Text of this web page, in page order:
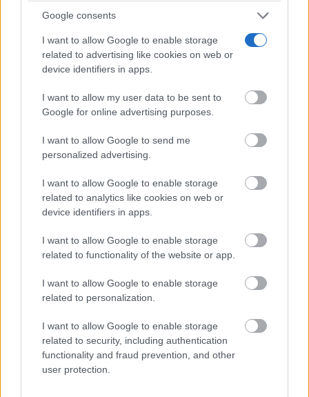
Google consents
I want to allow Google to enable storage
related to advertising like cookies on web or
device identifiers in apps.
I want to allow my user data to be sent to
Google for online advertising purposes.
I want to allow Google to send me
personalized advertising.
I want to allow Google to enable storage
related to analytics like cookies on web or
device identifiers in apps.
I want to allow Google to enable storage
related to functionality of the website or app.
I want to allow Google to enable storage
related to personalization.
I want to allow Google to enable storage
related to security, including authentication
functionality and fraud prevention, and other
user protection.
La ciencia explica por qué el bostezo es contagioso
El truco contra la cal
Di adiós a la cal del baño con estos sencillos consejos